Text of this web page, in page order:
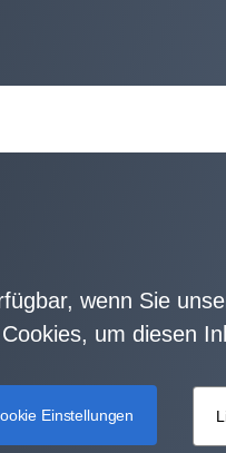
wenn Sie
um diesen
Einstellungen